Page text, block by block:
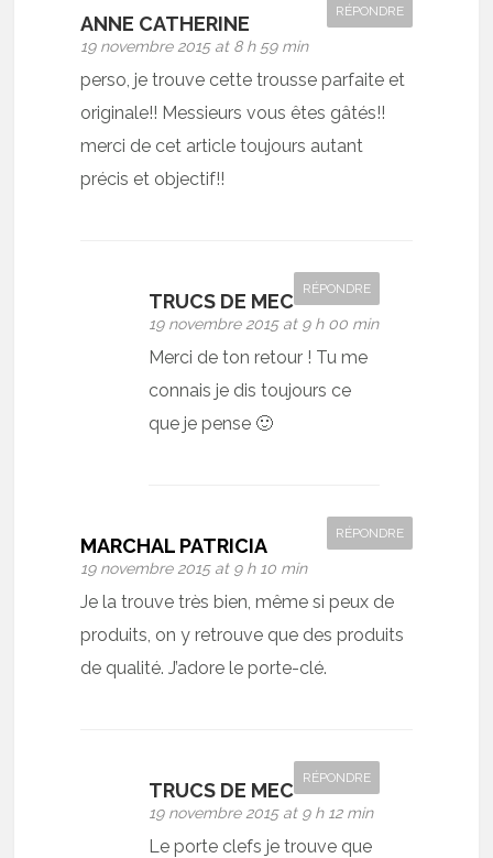
ANNE CATHERINE
19 novembre 2015 at 8 h 59 min
RÉPONDRE
perso, je trouve cette trousse parfaite et
originale!! Messieurs vous êtes gâtés!!
merci de cet article toujours autant
précis et objectif!!
TRUCS DE MEC
19 novembre 2015 at 9 h 00 min
RÉPONDRE
Merci de ton retour ! Tu me
connais je dis toujours ce
que je pense 🙂
MARCHAL PATRICIA
19 novembre 2015 at 9 h 10 min
RÉPONDRE
Je la trouve très bien, même si peux de
produits, on y retrouve que des produits
de qualité. J’adore le porte-clé.
TRUCS DE MEC
19 novembre 2015 at 9 h 12 min
RÉPONDRE
Le porte clefs je trouve que